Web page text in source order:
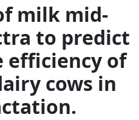
milk mid-
to predict
efficiency of
cows in